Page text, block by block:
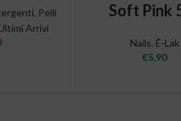
, Pelli
Arrivi
Soft Pink
Nails, É-Lak
€5,90